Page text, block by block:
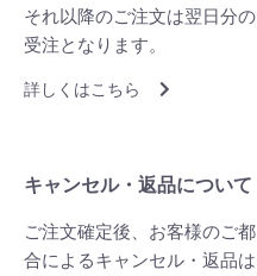
それ以降のご注文は翌日分の
受注となります。
詳しくはこちら
キャンセル・返品について
ご注文確定後、お客様のご都
合によるキャンセル・返品は